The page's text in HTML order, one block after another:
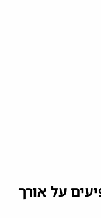
על אורך